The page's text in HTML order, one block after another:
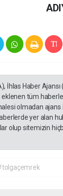
İhlas Haber
tüm
olmadan ajans
yer alan
olup sitemizin